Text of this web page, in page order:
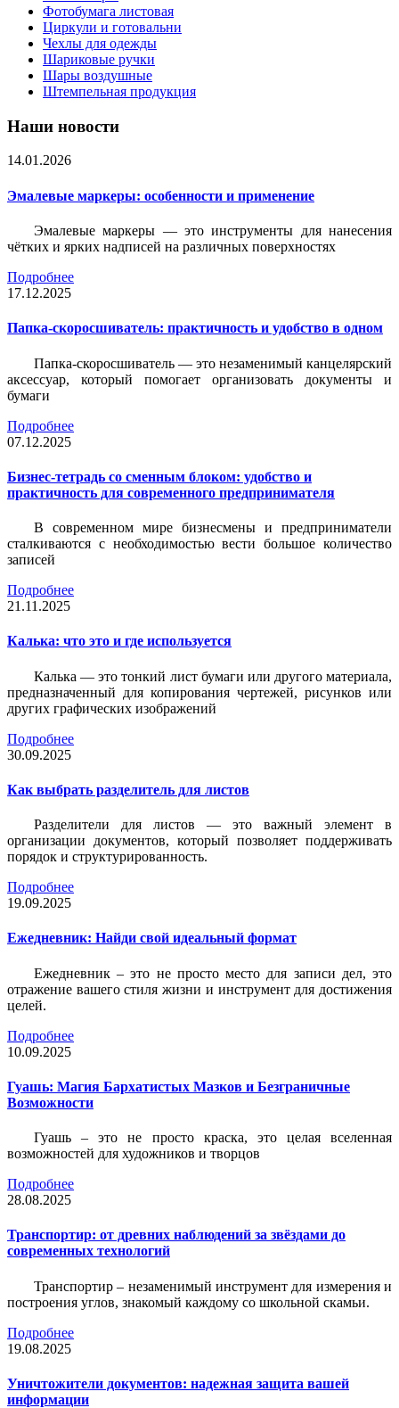
Фотобумага листовая
Циркули и готовальни
Чехлы для одежды
Шариковые ручки
Шары воздушные
Штемпельная продукция
Наши новости
14.01.2026
Эмалевые маркеры: особенности и применение
Эмалевые маркеры — это инструменты для нанесения
чётких и ярких надписей на различных поверхностях
Подробнее
17.12.2025
Папка-скоросшиватель: практичность и удобство в одном
Папка-скоросшиватель — это незаменимый канцелярский
аксессуар, который помогает организовать документы и
бумаги
Подробнее
07.12.2025
Бизнес-тетрадь со сменным блоком: удобство и
практичность для современного предпринимателя
В современном мире бизнесмены и предприниматели
сталкиваются с необходимостью вести большое количество
записей
Подробнее
21.11.2025
Калька: что это и где используется
Калька — это тонкий лист бумаги или другого материала,
предназначенный для копирования чертежей, рисунков или
других графических изображений
Подробнее
30.09.2025
Как выбрать разделитель для листов
Разделители для листов — это важный элемент в
организации документов, который позволяет поддерживать
порядок и структурированность.
Подробнее
19.09.2025
Ежедневник: Найди свой идеальный формат
Ежедневник – это не просто место для записи дел, это
отражение вашего стиля жизни и инструмент для достижения
целей.
Подробнее
10.09.2025
Гуашь: Магия Бархатистых Мазков и Безграничные
Возможности
Гуашь – это не просто краска, это целая вселенная
возможностей для художников и творцов
Подробнее
28.08.2025
Транспортир: от древних наблюдений за звёздами до
современных технологий
Транспортир – незаменимый инструмент для измерения и
построения углов, знакомый каждому со школьной скамьи.
Подробнее
19.08.2025
Уничтожители документов: надежная защита вашей
информации